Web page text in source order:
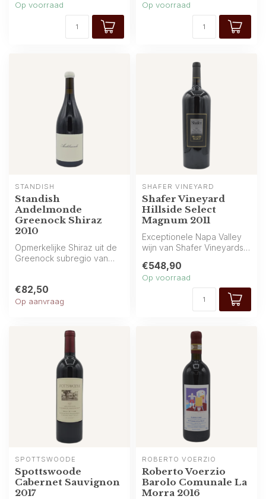
Op voorraad Op voorraad
STANDISH
Standish
Andelmonde
Greenock Shiraz
2010
Opmerkelijke Shiraz uit de
Greenock subregio van
€82,50
Op aanvraag
SHAFER VINEYARD
Shafer Vineyard
Hillside Select
Magnum 2011
Exceptionele Napa Valley
wijn van Shafer Vineyards:
b...
€548,90
Op voorraad
SPOTTSWOODE
Spottswoode
Cabernet Sauvignon
2017
ROBERTO VOERZIO
Roberto Voerzio
Barolo Comunale La
Morra 2016